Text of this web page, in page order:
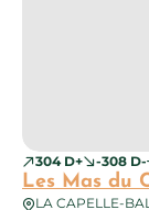
304 D+ -308 D-
Les Mas du
LA CAPELLE-